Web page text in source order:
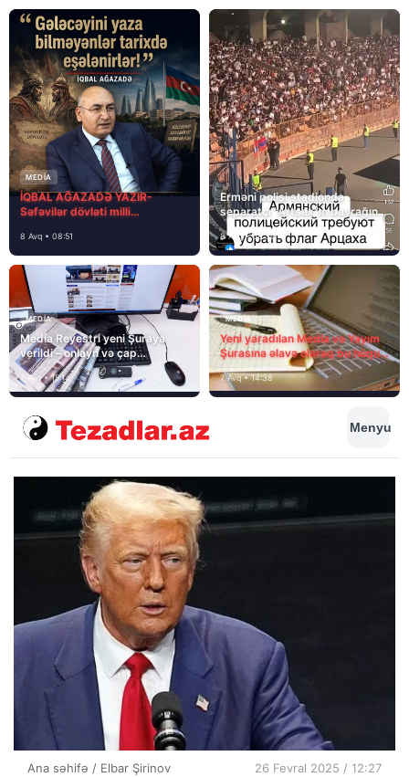
MEDİA
İQBAL AĞAZADƏ YAZIR-
Səfəvilər dövləti milli
8 Avq • 08:51
Erməni polisi stadionda
separatçı “Artsax”ın bayrağını
müsadirə etdi və…
8 Avq • 08:39
MEDİA
Media Reyestri yeni Şuraya
verildi – onlayn və çap
mediasını nə gözləyir?
7 Avq • 15:14
MEDİA
Yeni yaradılan Media və Yayım
Şurasına əlavə olaraq bu hüquq
və vəzifələr də verilib
7 Avq • 14:38
Menyu
Ana səhifə / Elbar Şirinov 26 Fevral 2025 / 12:27